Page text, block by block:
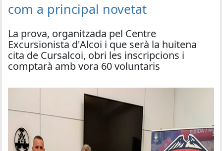
com a principal novetat
La prova, organitzada pel Centre
Excursionista d'Alcoi i que serà la huitena
cita de Cursalcoi, obri les inscripcions i
comptarà amb vora 60 voluntaris